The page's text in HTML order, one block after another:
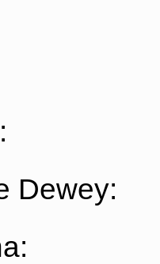
Dewey: